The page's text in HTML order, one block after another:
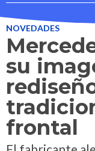
NOVEDADES
su
frontal